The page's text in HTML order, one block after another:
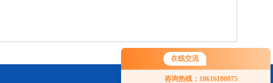
在线交流
咨询热线：18616180075
您好！欢迎前来咨询，很高兴为您